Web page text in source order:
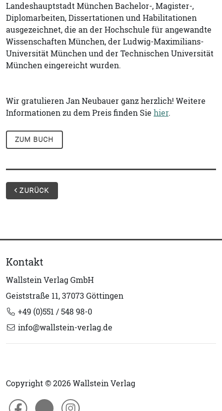
Landeshauptstadt München Bachelor-, Magister-,
Diplomarbeiten, Dissertationen und Habilitationen
ausgezeichnet, die an der Hochschule für angewandte
Wissenschaften München, der Ludwig-Maximilians-
Universität München und der Technischen Universität
München eingereicht wurden.
Wir gratulieren Jan Neubauer ganz herzlich! Weitere
Informationen zu dem Preis finden Sie hier.
ZUM BUCH
ZURÜCK
Kontakt
Wallstein Verlag GmbH
Geiststraße 11, 37073 Göttingen
+49 (0)551 / 548 98-0
info@wallstein-verlag.de
Copyright © 2026 Wallstein Verlag